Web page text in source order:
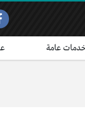
عامة